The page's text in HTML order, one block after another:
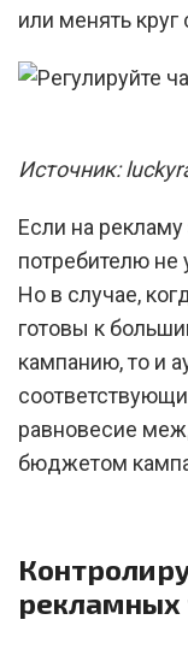
или менять
Источник:
Если на
потребителю не
Но в случае,
готовы к
кампанию, то и
равновесие
бюджетом
рекламных